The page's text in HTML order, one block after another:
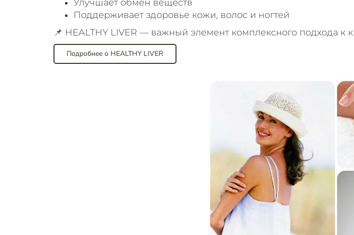
Улучшает обмен веществ
Поддерживает здоровье кожи, волос и ногтей
📌 HEALTHY LIVER — важный элемент комплексного подхода к
Подробнее о HEALTHY LIVER